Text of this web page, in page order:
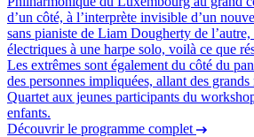
d’un côté, à l’interprète invisible d’un
sans pianiste de Liam Dougherty de
électriques à une harpe solo, voilà ce que
Les extrêmes sont également du côté du
des personnes impliquées, allant des
Quartet aux jeunes participants du
enfants.
Découvrir le programme complet